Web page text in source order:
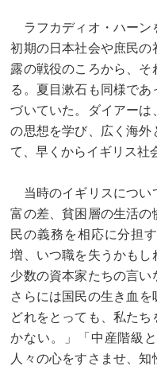
ラフカディオ・ハーン
初期の日本社会や庶民の
露の戦役のころから、
る。夏目漱石も同様で
づいていた。ダイアー
の思想を学び、広く海外
て、早くからイギリス社
当時のイギリスについ
富の差、貧困層の生活
民の義務を相応に分担
増、いつ職を失うかも
少数の資本家たちの言い
さらには国民の生き血
どれをとっても、私た
かない。」「中産階級
人々の心をすさませ、